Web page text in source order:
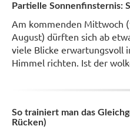
Partielle Sonnenfinsternis:
Am kommenden Mittwoch
August) dürften sich ab
viele Blicke erwartungsvoll
Himmel richten. Ist der
So trainiert man das
Rücken)